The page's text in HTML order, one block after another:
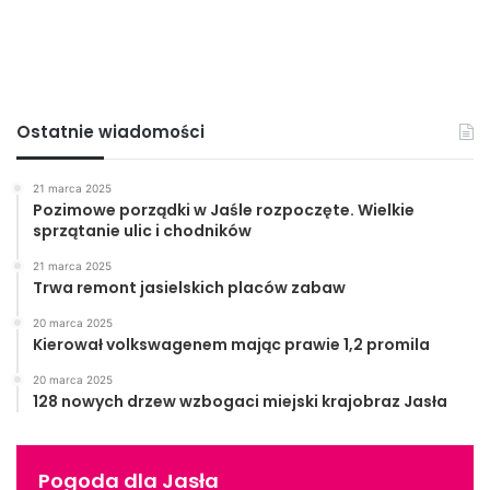
Ten ostatni przekazał wszystkim serdeczne życzenia od
Druha Pułkownika Stanisława Dąbrowy – Kostki, z którym
spotkał się kilka dni temu w Krakowie.
Ostatnie wiadomości
21 marca 2025
Pozimowe porządki w Jaśle rozpoczęte. Wielkie
sprzątanie ulic i chodników
21 marca 2025
Trwa remont jasielskich placów zabaw
20 marca 2025
Kierował volkswagenem mając prawie 1,2 promila
20 marca 2025
128 nowych drzew wzbogaci miejski krajobraz Jasła
Pogoda dla Jasła